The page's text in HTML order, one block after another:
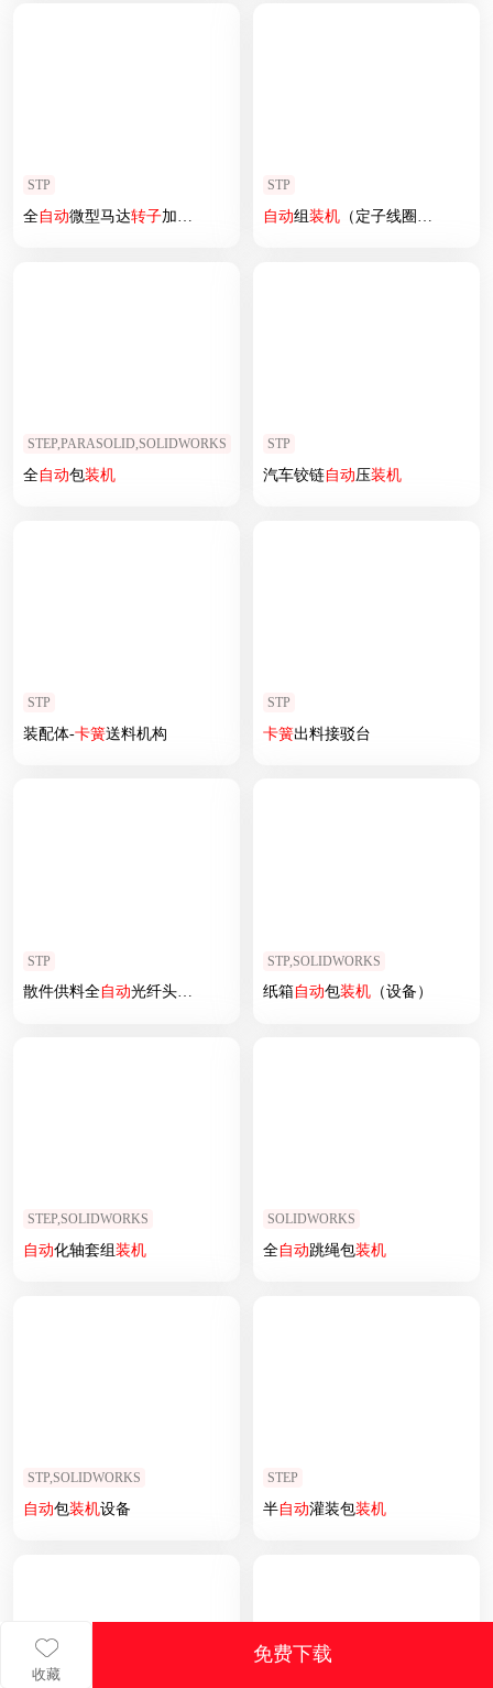
收藏
免费下载
STP
全自动微型马达转子加工生产线
STP
自动组装机（定子线圈整形机、轴套组
STEP,PARASOLID,SOLIDWORKS
全自动包装机
STP
汽车铰链自动压装机
STP
装配体-卡簧送料机构
STP
卡簧出料接驳台
STP
散件供料全自动光纤头自动
STP,SOLIDWORKS
纸箱自动包装机（设备）
STEP,SOLIDWORKS
自动化轴套组装机
SOLIDWORKS
全自动跳绳包装机
STP,SOLIDWORKS
自动包装机设备
STEP
半自动灌装包装机